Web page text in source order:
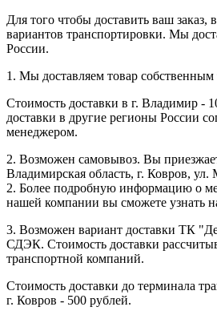
Для того чтобы доставить ваш заказ,
вариантов транспортировки. Мы
России.
1. Мы доставляем товар собственным
Стоимость доставки в г. Владимир -
доставки в другие регионы России
менеджером.
2. Возможен самовывоз. Вы
Владимирская область, г. Ковров, ул.
2. Более подробную информацию о
нашей компании вы сможете узнать
3. Возможен вариант доставки ТК
СДЭК. Стоимость доставки
транспортной компаний.
Стоимость доставки до терминала
г. Ковров - 500 рублей.